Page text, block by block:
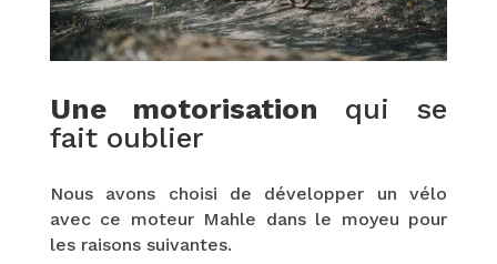
Une motorisation qui se
fait oublier
Nous avons choisi de développer un vélo
avec ce moteur Mahle dans le moyeu pour
les raisons suivantes.